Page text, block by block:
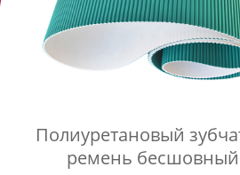
Полиуретановый
ремень бесшовный